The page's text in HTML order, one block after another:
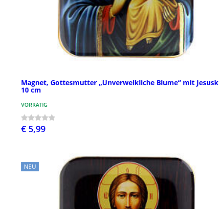
Magnet, Gottesmutter „Unverwelkliche Blume“ mit
10 cm
VORRÄTIG
€ 5,99
NEU